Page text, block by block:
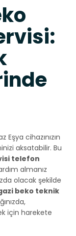
cihazınızın
aksatabilir. Bu
telefon
almanız
olacak şekilde
beko teknik
için harekete